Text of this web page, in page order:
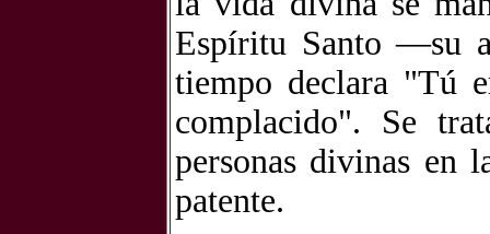
Espíritu Santo —su
tiempo declara "Tú
complacido". Se
personas divinas en
patente.